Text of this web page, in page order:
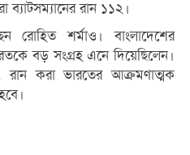
ব্যাটসম্যানের রান ১১২।
রোহিত শর্মাও। বাংলাদেশের
বড় সংগ্রহ এনে দিয়েছিলেন।
করা ভারতের আক্রমণাত্মক